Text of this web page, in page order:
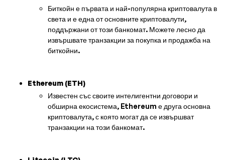
Биткойн е първата и най-популярна криптовалута в
света и е една от основните криптовалути,
поддържани от този банкомат. Можете лесно да
извършвате транзакции за покупка и продажба на
биткойни.
Ethereum (ETH)
Известен със своите интелигентни договори и
обширна екосистема, Ethereum е друга основна
криптовалута, с която могат да се извършват
транзакции на този банкомат.